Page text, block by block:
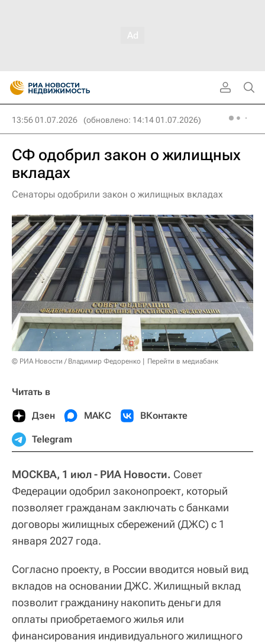
13:56 01.07.2026 (обновлено: 14:14 01.07.2026)
СФ одобрил закон о жилищных
вкладах
Сенаторы одобрили закон о жилищных вкладах
© РИА Новости / Владимир Федоренко Перейти в медиабанк
Читать в
Дзен МАКС ВКонтакте
Telegram
МОСКВА, 1 июл - РИА Новости. Совет
Федерации одобрил законопроект, который
позволяет гражданам заключать с банками
договоры жилищных сбережений (ДЖС) с 1
января 2027 года.
Согласно проекту, в России вводится новый вид
вкладов на основании ДЖС. Жилищный вклад
позволит гражданину накопить деньги для
оплаты приобретаемого жилья или
финансирования индивидуального жилищного